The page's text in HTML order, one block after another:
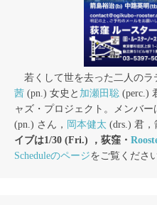
若くして世を去った二人のラ
茜 (pn.) 女史と 加瀬田聡 (perc.)
ャズ・プロジェクト。メンバー
(pn.) さん， 岡本健太 (drs.) 君，
イブは1/30 (Fri.) ，荻窪・
Scheduleのページをご覧くださ